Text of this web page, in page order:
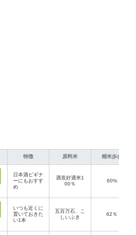
特徴 原料米 精米歩合
日本酒ビギナ
ーにもおすす
め
酒造好適米1
00％
60%
いつも近くに
置いておきた
い1本
五百万石、こ
しいぶき
62％